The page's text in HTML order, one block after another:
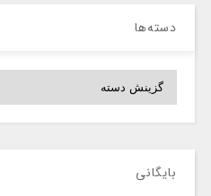
دسته‌ها
دسته‌ها
بایگانی